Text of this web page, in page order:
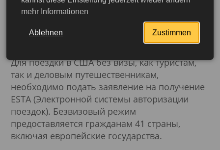
в новом процессе
оформления ESTA
Для поездки в США без визы, как туристам,
так и деловым путешественникам,
необходимо подать заявление на получение
ESTA (Электронной системы авторизации
поездок). Безвизовый режим
предоставляется гражданам 41 страны,
включая европейские государства.
mehr Informationen
Ablehnen Zustimmen